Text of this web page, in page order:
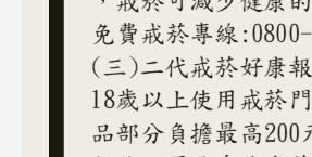
出院準備服務